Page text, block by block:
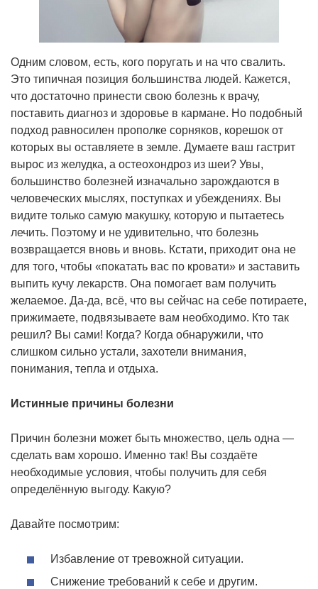
Одним словом, есть, кого поругать и на что свалить.
Это типичная позиция большинства людей. Кажется,
что достаточно принести свою болезнь к врачу,
поставить диагноз и здоровье в кармане. Но подобный
подход равносилен прополке сорняков, корешок от
которых вы оставляете в земле. Думаете ваш гастрит
вырос из желудка, а остеохондроз из шеи? Увы,
большинство болезней изначально зарождаются в
человеческих мыслях, поступках и убеждениях. Вы
видите только самую макушку, которую и пытаетесь
лечить. Поэтому и не удивительно, что болезнь
возвращается вновь и вновь. Кстати, приходит она не
для того, чтобы «покатать вас по кровати» и заставить
выпить кучу лекарств. Она помогает вам получить
желаемое. Да-да, всё, что вы сейчас на себе потираете,
прижимаете, подвязываете вам необходимо. Кто так
решил? Вы сами! Когда? Когда обнаружили, что
слишком сильно устали, захотели внимания,
понимания, тепла и отдыха.
Истинные причины болезни
Причин болезни может быть множество, цель одна —
сделать вам хорошо. Именно так! Вы создаёте
необходимые условия, чтобы получить для себя
определённую выгоду. Какую?
Давайте посмотрим:
Избавление от тревожной ситуации.
Снижение требований к себе и другим.